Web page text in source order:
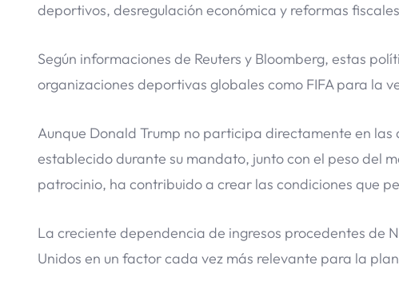
deportivos, desregulación económica y reformas
Según informaciones de Reuters y Bloomberg, estas
organizaciones deportivas globales como FIFA para la
Aunque Donald Trump no participa directamente en
establecido durante su mandato, junto con el peso del
patrocinio, ha contribuido a crear las condiciones que
La creciente dependencia de ingresos procedentes de
Unidos en un factor cada vez más relevante para la